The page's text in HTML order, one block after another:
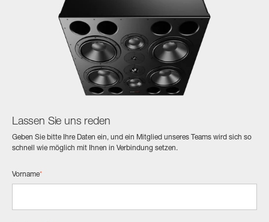
Lassen Sie uns reden
Geben Sie bitte Ihre Daten ein, und ein Mitglied unseres Teams wird sich so
schnell wie möglich mit Ihnen in Verbindung setzen.
Vorname*